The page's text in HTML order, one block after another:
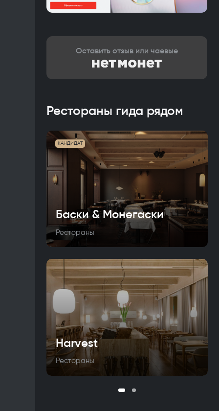
Оставить отзыв или чаевые
Рестораны гида рядом
КАНДИДАТ
Баски & Монегаски
Рестораны
Harvest
Рестораны